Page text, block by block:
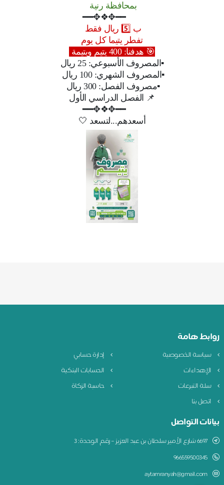
بمحافظة رنية
━━✥❖✥━━
ب 5️⃣ ريال فقط
تفطر يتيما كل يوم
🎯 هدفنا: 400 يتيم ويتيمة
▪️المصروف الأسبوعي: 25 ريال
▪️المصروف الشهري: 100 ريال
▪️مصروف الفصل: 300 ريال
📌 الفصل الدراسي الأول
━━✥❖✥━━
أسعدهم...لتسعد 🤍
روابط هامة
سياسة الخصوصية
إدارة حسابي
الإهداءات
الحسابات البنكية
سلة التبرعات
حاسبة الزكاة
اتصل بنا
بيانات التواصل
6697 شارع الأمير سلطان بن عبد العزيز – رقم الوحدة: 3
966559500345
aytamranyah@gmail.com